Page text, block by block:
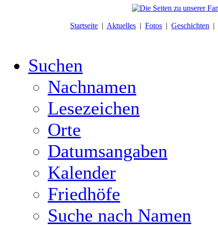
Startseite | Aktuelles | Fotos | Geschichten |
Suchen
Nachnamen
Lesezeichen
Orte
Datumsangaben
Kalender
Friedhöfe
Suche nach Namen